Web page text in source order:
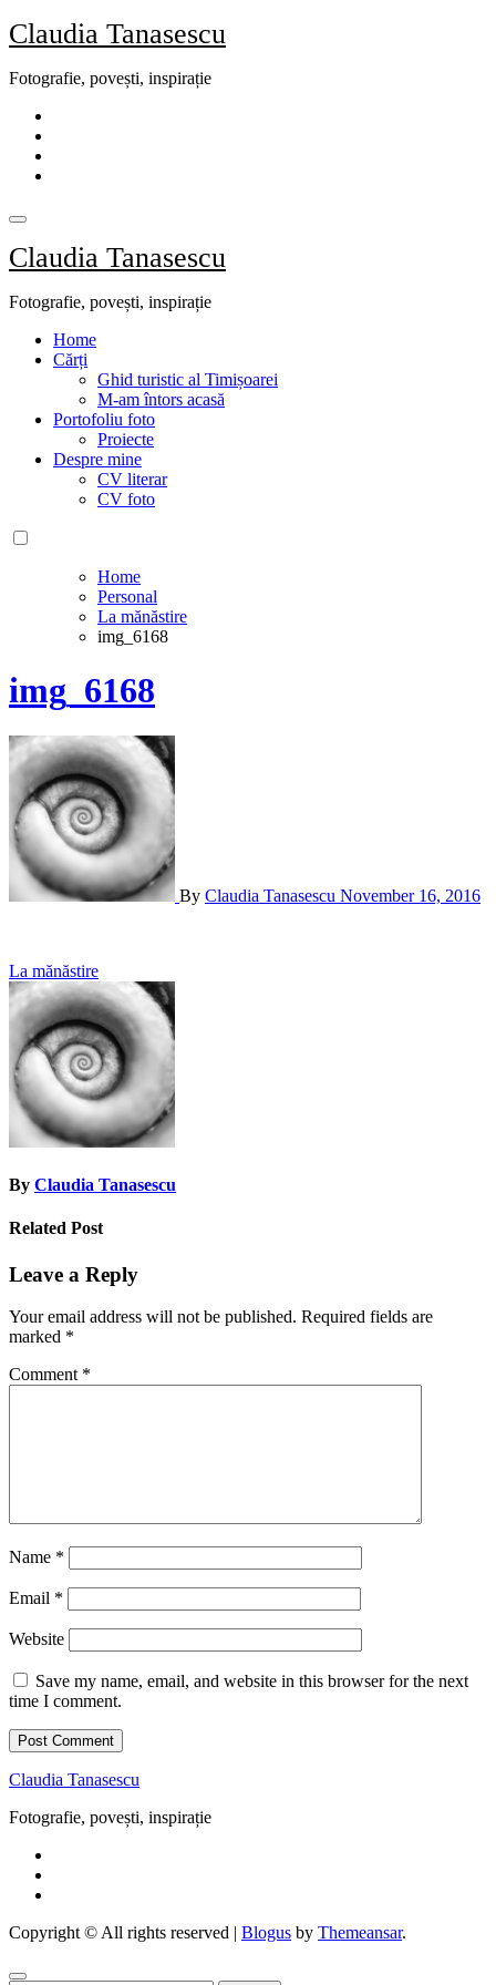
Skip
to
Claudia Tanasescu
Fotografie, povești, inspirație
Claudia Tanasescu
Fotografie, povești, inspirație
Home
Cărți
Ghid turistic al Timișoarei
M-am întors acasă
Portofoliu foto
Proiecte
Despre mine
CV literar
CV foto
Home
Personal
La mănăstire
img_6168
img_6168
By Claudia Tanasescu November 16, 2016
Post
navigation
La mănăstire
By Claudia Tanasescu
Related Post
Leave a Reply
Your email address will not be published. Required fields are
marked *
Comment *
Name *
Email *
Website
Save my name, email, and website in this browser for the next
time I comment.
Claudia Tanasescu
Fotografie, povești, inspirație
Copyright © All rights reserved | Blogus by Themeansar.